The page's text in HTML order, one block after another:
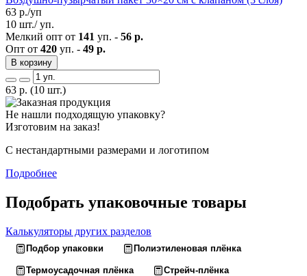
63 р./уп
10 шт./ уп.
Мелкий опт от 141 уп. - 56 р.
Опт от 420 уп. - 49 р.
В корзину
63 р. (10 шт.)
Не нашли подходящую упаковку?
Изготовим на заказ!
С нестандартными размерами и логотипом
Подробнее
Подобрать упаковочные товары
Калькуляторы других разделов
Подбор упаковки Полиэтиленовая плёнка
Термоусадочная плёнка Стрейч-плёнка